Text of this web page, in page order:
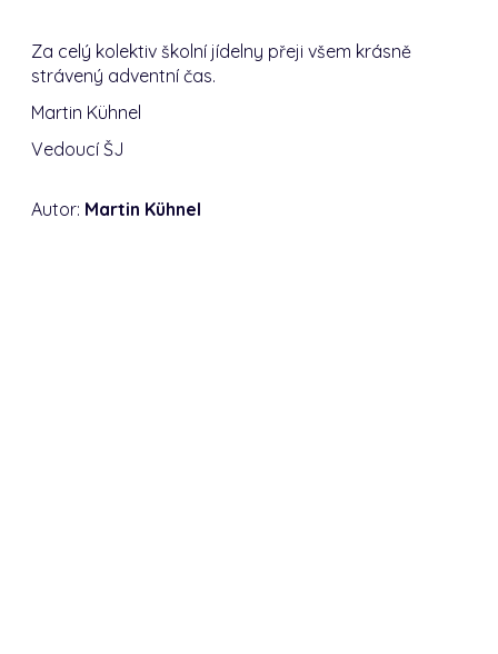
Za celý kolektiv školní jídelny přeji všem krásně
strávený adventní čas.
Martin Kühnel
Vedoucí ŠJ
Autor: Martin Kühnel